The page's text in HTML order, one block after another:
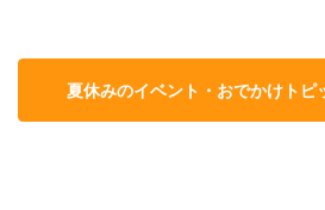
夏休みのイベント・おでかけトピ